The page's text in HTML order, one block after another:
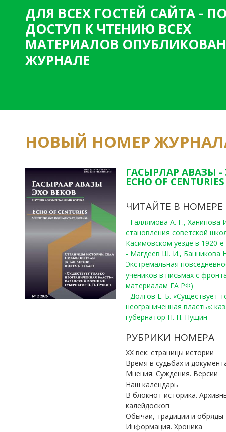
ДЛЯ ВСЕХ ГОСТЕЙ САЙТА -
ДОСТУП К ЧТЕНИЮ ВСЕХ
МАТЕРИАЛОВ
ЖУРНАЛЕ
НОВЫЙ НОМЕР
ГАСЫРЛАР АВАЗЫ -
ECHO OF
ЧИТАЙТЕ В НОМЕРЕ
- Галлямова А. Г.,
становления советской
Касимовском уезде в 1920-е
- Магдеев Ш. И., Банникова
Экстремальная
учеников в письмах с
материалам ГА РФ)
- Долгов Е. Б. «Существует
неограниченная власть»:
губернатор П. П. Пущин
РУБРИКИ НОМЕРА
ХХ век: страницы истории
Время в судьбах и
Мнения. Суждения. Версии
Наш календарь
В блокнот историка.
калейдоскоп
Обычаи, традиции и обряды
Информация. Хроника